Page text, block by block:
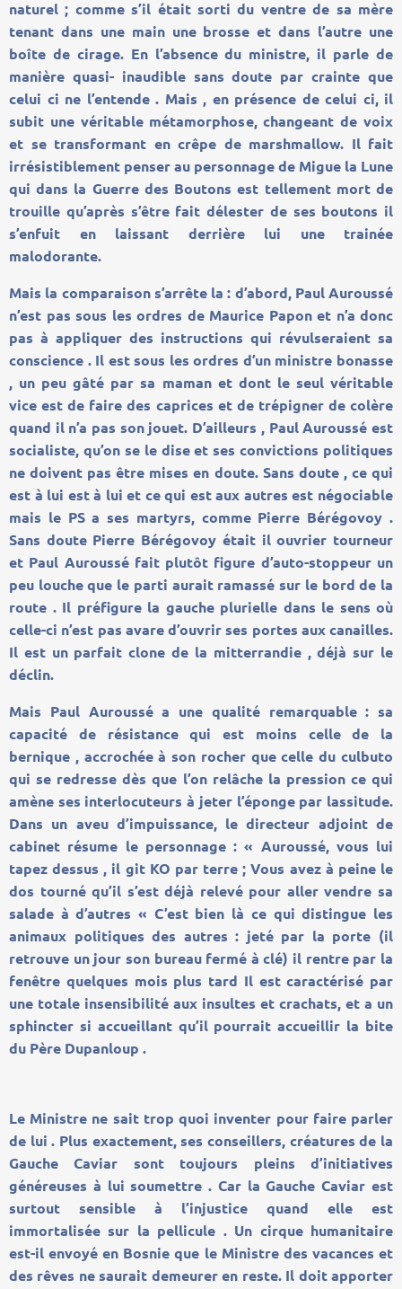
naturel ; comme s’il était sorti du ventre de sa mère
tenant dans une main une brosse et dans l’autre une
boîte de cirage. En l’absence du ministre, il parle de
manière quasi- inaudible sans doute par crainte que
celui ci ne l’entende . Mais , en présence de celui ci, il
subit une véritable métamorphose, changeant de voix
et se transformant en crêpe de marshmallow. Il fait
irrésistiblement penser au personnage de Migue la Lune
qui dans la Guerre des Boutons est tellement mort de
trouille qu’après s’être fait délester de ses boutons il
s’enfuit en laissant derrière lui une trainée
malodorante.
Mais la comparaison s’arrête la : d’abord, Paul Auroussé
n’est pas sous les ordres de Maurice Papon et n’a donc
pas à appliquer des instructions qui révulseraient sa
conscience . Il est sous les ordres d’un ministre bonasse
, un peu gâté par sa maman et dont le seul véritable
vice est de faire des caprices et de trépigner de colère
quand il n’a pas son jouet. D’ailleurs , Paul Auroussé est
socialiste, qu’on se le dise et ses convictions politiques
ne doivent pas être mises en doute. Sans doute , ce qui
est à lui est à lui et ce qui est aux autres est négociable
mais le PS a ses martyrs, comme Pierre Bérégovoy .
Sans doute Pierre Bérégovoy était il ouvrier tourneur
et Paul Auroussé fait plutôt figure d’auto-stoppeur un
peu louche que le parti aurait ramassé sur le bord de la
route . Il préfigure la gauche plurielle dans le sens où
celle-ci n’est pas avare d’ouvrir ses portes aux canailles.
Il est un parfait clone de la mitterrandie , déjà sur le
déclin.
Mais Paul Auroussé a une qualité remarquable : sa
capacité de résistance qui est moins celle de la
bernique , accrochée à son rocher que celle du culbuto
qui se redresse dès que l’on relâche la pression ce qui
amène ses interlocuteurs à jeter l’éponge par lassitude.
Dans un aveu d’impuissance, le directeur adjoint de
cabinet résume le personnage : « Auroussé, vous lui
tapez dessus , il git KO par terre ; Vous avez à peine le
dos tourné qu’il s’est déjà relevé pour aller vendre sa
salade à d’autres « C’est bien là ce qui distingue les
animaux politiques des autres : jeté par la porte (il
retrouve un jour son bureau fermé à clé) il rentre par la
fenêtre quelques mois plus tard Il est caractérisé par
une totale insensibilité aux insultes et crachats, et a un
sphincter si accueillant qu’il pourrait accueillir la bite
du Père Dupanloup .
Le Ministre ne sait trop quoi inventer pour faire parler
de lui . Plus exactement, ses conseillers, créatures de la
Gauche Caviar sont toujours pleins d’initiatives
généreuses à lui soumettre . Car la Gauche Caviar est
surtout sensible à l’injustice quand elle est
immortalisée sur la pellicule . Un cirque humanitaire
est-il envoyé en Bosnie que le Ministre des vacances et
des rêves ne saurait demeurer en reste. Il doit apporter